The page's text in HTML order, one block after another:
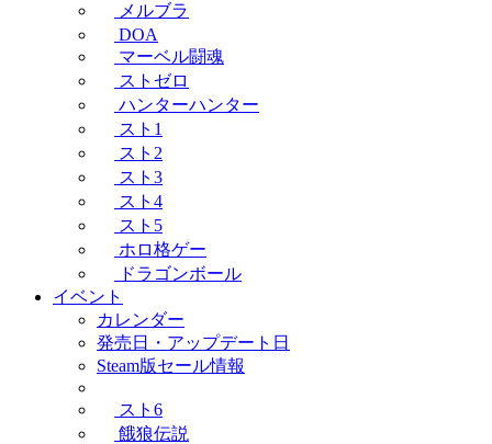
メルブラ
DOA
マーベル闘魂
ストゼロ
ハンターハンター
スト1
スト2
スト3
スト4
スト5
ホロ格ゲー
ドラゴンボール
イベント
カレンダー
発売日・アップデート日
Steam版セール情報
スト6
餓狼伝説